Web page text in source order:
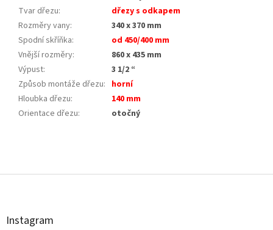
Tvar dřezu:
dřezy s odkapem
Rozměry vany:
340 x 370 mm
Spodní skříňka:
od 450/400 mm
Vnější rozměry:
860 x 435 mm
Výpust:
3 1/2 “
Způsob montáže dřezu: horní
Hloubka dřezu:
140 mm
Orientace dřezu: otočný
á
Instagram